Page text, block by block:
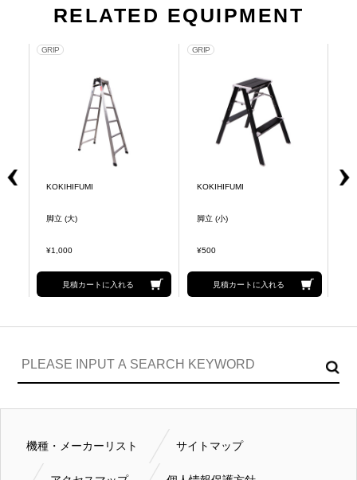
RELATED EQUIPMENT
GRIP
KOKIHIFUMI
脚立 (大)
¥1,000
見積カートに入れる
GRIP
KOKIHIFUMI
脚立 (小)
¥500
見積カートに入れる
機種・メーカーリスト サイトマップ